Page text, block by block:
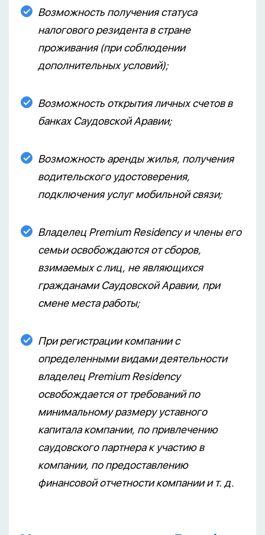
Возможность получения статуса
налогового резидента в стране
проживания (при соблюдении
дополнительных условий);
Возможность открытия личных счетов в
банках Саудовской Аравии;
Возможность аренды жилья, получения
водительского удостоверения,
подключения услуг мобильной связи;
Владелец Premium Residency и члены его
семьи освобождаются от сборов,
взимаемых с лиц, не являющихся
гражданами Саудовской Аравии, при
смене места работы;
При регистрации компании с
определенными видами деятельности
владелец Premium Residency
освобождается от требований по
минимальному размеру уставного
капитала компании, по привлечению
саудовского партнера к участию в
компании, по предоставлению
финансовой отчетности компании и т. д.